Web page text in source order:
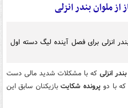
بندر انزلی برای فصل آینده لیگ دسته اول
انزلی که با مشکلات شدید مالی دست
با دوپرونده شکایتبازیکنان سابق این